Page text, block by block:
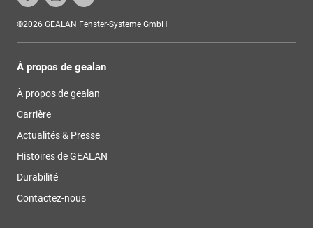
©2026 GEALAN Fenster-Systeme GmbH
À propos de gealan
À propos de gealan
Carrière
Actualités & Presse
Histoires de GEALAN
Durabilité
Contactez-nous